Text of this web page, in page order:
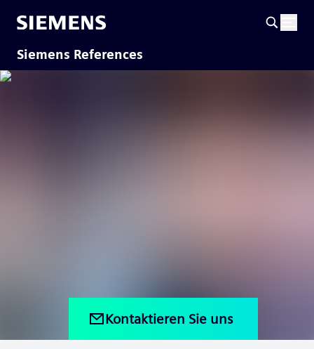
Siemens References
Kontaktieren Sie uns